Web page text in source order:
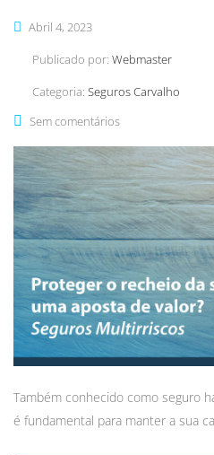
Abril 4, 2023
Publicado por: Webmaster
Categoria: Seguros Carvalho
Sem comentários
Também conhecido como seguro
é fundamental para manter a sua